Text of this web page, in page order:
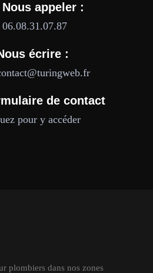
Nous appeler :
06.08.31.07.87
écrire :
de contact
pour y accéder
plombiers dans nos zones